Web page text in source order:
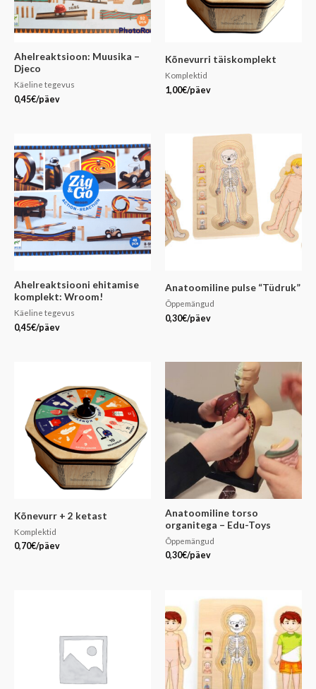
Ahelreaktsioon: Muusika –
Djeco
Käeline tegevus
0,45€/päev
Kõnevurri täiskomplekt
Komplektid
1,00€/päev
Ahelreaktsiooni ehitamise
komplekt: Wroom!
Käeline tegevus
0,45€/päev
Anatoomiline pulse “Tüdruk”
Õppemängud
0,30€/päev
Kõnevurr + 2 ketast
Komplektid
0,70€/päev
Anatoomiline torso
organitega – Edu-Toys
Õppemängud
0,30€/päev